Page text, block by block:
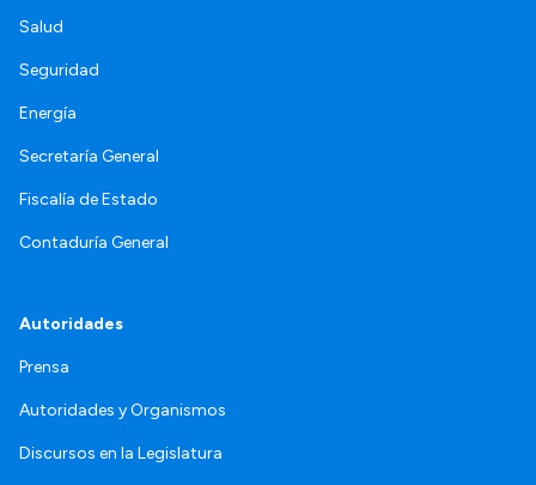
Salud
Seguridad
Energía
Secretaría General
Fiscalía de Estado
Contaduría General
Autoridades
Prensa
Autoridades y Organismos
Discursos en la Legislatura